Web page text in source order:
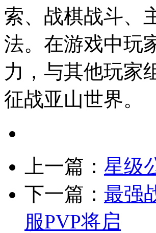
索、战棋战斗、
法。在游戏中玩
力，与其他玩家
征战亚山世界。
上一篇： 星级
下一篇： 最强
服PVP将启